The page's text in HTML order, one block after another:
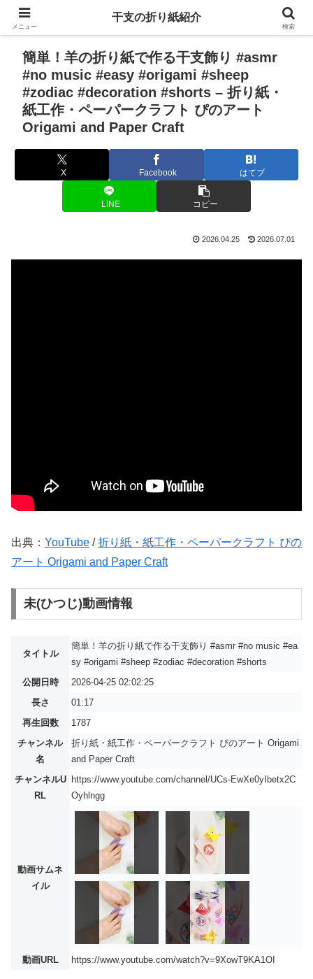
簡単！羊の折り紙で作る干支飾り #asmr
#no music #easy #origami #sheep
#zodiac #decoration #shorts – 折り紙・
紙工作・ペーパークラフト ぴのアート
Origami and Paper Craft
X Facebook はてブ
LINE コピー
2026.04.25 2026.07.01
出典： YouTube /折り紙・紙工作・ペーパークラフト ぴの
アート Origami and Paper Craft
未(ひつじ)動画情報
タイトル
簡単！羊の折り紙で作る干支飾り #asmr #no music #ea
sy #origami #sheep #zodiac #decoration #shorts
公開日時
2026-04-25 02:02:25
長さ
01:17
再生回数
1787
チャンネル
名
折り紙・紙工作・ペーパークラフト ぴのアート Origami
and Paper Craft
チャンネルU
RL
https://www.youtube.com/channel/UCs-EwXe0yIbetx2C
Oyhlngg
動画サムネ
イル
動画URL https://www.youtube.com/watch?v=9XowT9KA1OI
メニュー
干支の折り紙紹介
検索